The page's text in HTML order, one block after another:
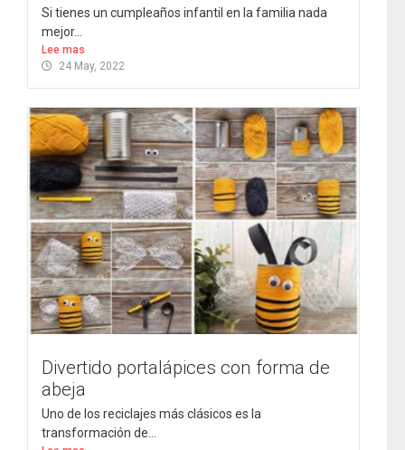
Si tienes un cumpleaños infantil en la familia nada
mejor...
Lee mas
24 May, 2022
Divertido portalápices con forma de
abeja
Uno de los reciclajes más clásicos es la
transformación de...